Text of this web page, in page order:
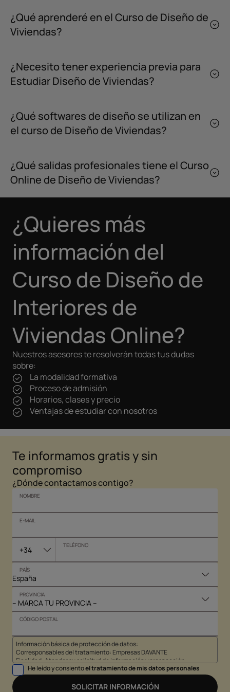
¿Qué aprenderé en el Curso de Diseño de
Viviendas?
¿Necesito tener experiencia previa para
Estudiar Diseño de Viviendas?
¿Qué softwares de diseño se utilizan en
el curso de Diseño de Viviendas?
¿Qué salidas profesionales tiene el Curso
Online de Diseño de Viviendas?
¿Quieres más
información del
Curso de Diseño de
Interiores de
Viviendas Online?
Nuestros asesores te resolverán todas tus dudas
sobre:
La modalidad formativa
Proceso de admisión
Horarios, clases y precio
Ventajas de estudiar con nosotros
Te informamos gratis y sin
compromiso
¿Dónde contactamos contigo?
NOMBRE
E-MAIL
+34 TELÉFONO
PAÍS
PROVINCIA
CÓDIGO POSTAL
Información básica de protección de datos:
Corresponsables del tratamiento: Empresas DAVANTE
Finalidad: Atender su solicitud de información y prospección
comercial
Derechos: Puede acceder, rectificar y suprimir sus datos, así como
otros derechos tal y como se explica en nuestrapolítica de
He leído y consientoel tratamiento de mis datos personales
SOLICITAR INFORMACIÓN